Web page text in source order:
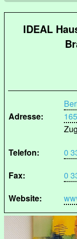
IDEAL
Adresse:
Telefon:
0
Fax:
0
Website: